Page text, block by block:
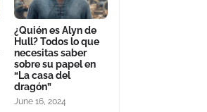
¿Quién es Alyn de
Hull? Todos lo que
necesitas saber
sobre su papel en
“La casa del
dragón”
June 16, 2024